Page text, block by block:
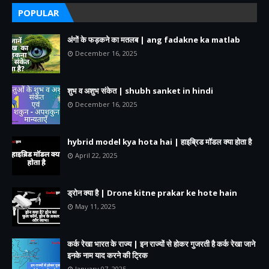
POPULAR
अंगों के फड़कने का मतलब | ang fadakne ka matlab
December 16, 2025
शुभ व अशुभ संकेत | shubh sanket in hindi
December 16, 2025
hybrid model kya hota hai | हाइब्रिड मॉडल क्या होता है
April 22, 2025
ड्रोन क्या है | Drone kitne prakar ke hote hain
May 11, 2025
कर्क रेखा भारत के राज्य | इन राज्यों से होकर गुजरती है कर्क रेखा जाने
इनके नाम याद करने की ट्रिक